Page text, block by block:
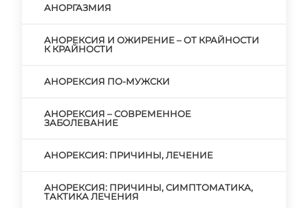
АНОРГАЗМИЯ
АНОРЕКСИЯ И ОЖИРЕНИЕ – ОТ КРАЙНОСТИ
К КРАЙНОСТИ
АНОРЕКСИЯ ПО-МУЖСКИ
АНОРЕКСИЯ – СОВРЕМЕННОЕ
ЗАБОЛЕВАНИЕ
АНОРЕКСИЯ: ПРИЧИНЫ, ЛЕЧЕНИЕ
АНОРЕКСИЯ: ПРИЧИНЫ, СИМПТОМАТИКА,
ТАКТИКА ЛЕЧЕНИЯ